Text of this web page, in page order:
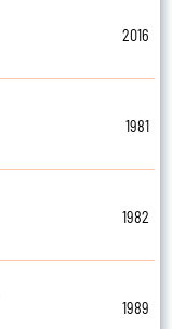
2016
1981
1982
1989